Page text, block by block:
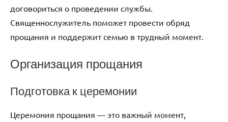
договориться о проведении службы.
Священнослужитель поможет провести обряд
прощания и поддержит семью в трудный момент.
Организация прощания
Подготовка к церемонии
Церемония прощания — это важный момент,